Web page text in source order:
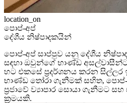
location_on
පොප්-අප්
දේශීය නිෂ්පාදකයින්
පොප්-අප් සාප්පුව යනු දේශීය
සඳහා ඔවුන්ගේ භාණ්ඩ
හට එකසේ ප්‍රදර්ශනය කරන
භාණ්ඩ තෝරා ගැනීමක් සහිත, පොප්-
ප්‍රජාවේ ව්‍යාපාර සොයා ගැනීමට
ක්‍රමයකි.